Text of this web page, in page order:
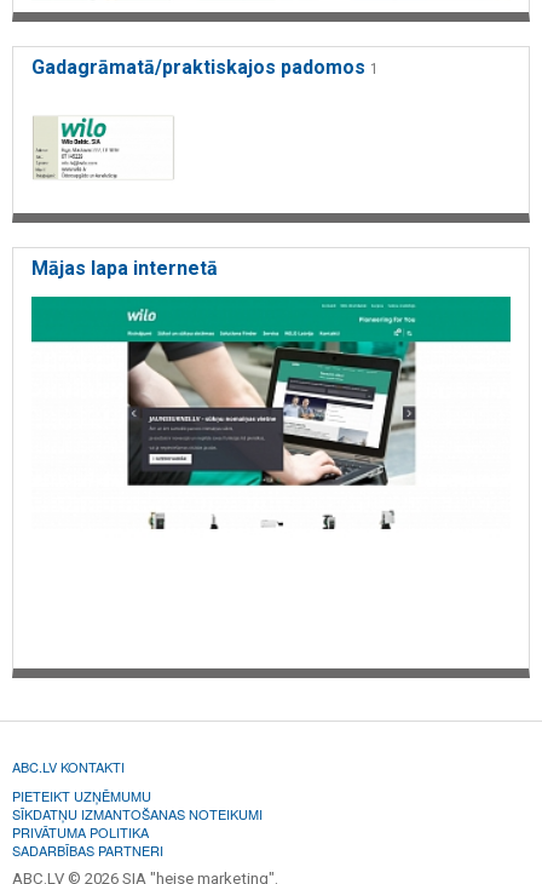
Gadagrāmatā/praktiskajos padomos 1
Mājas lapa internetā
ABC.LV KONTAKTI
PIETEIKT UZŅĒMUMU
SĪKDATŅU IZMANTOŠANAS NOTEIKUMI
PRIVĀTUMA POLITIKA
SADARBĪBAS PARTNERI
ABC.LV © 2026 SIA "heise marketing".